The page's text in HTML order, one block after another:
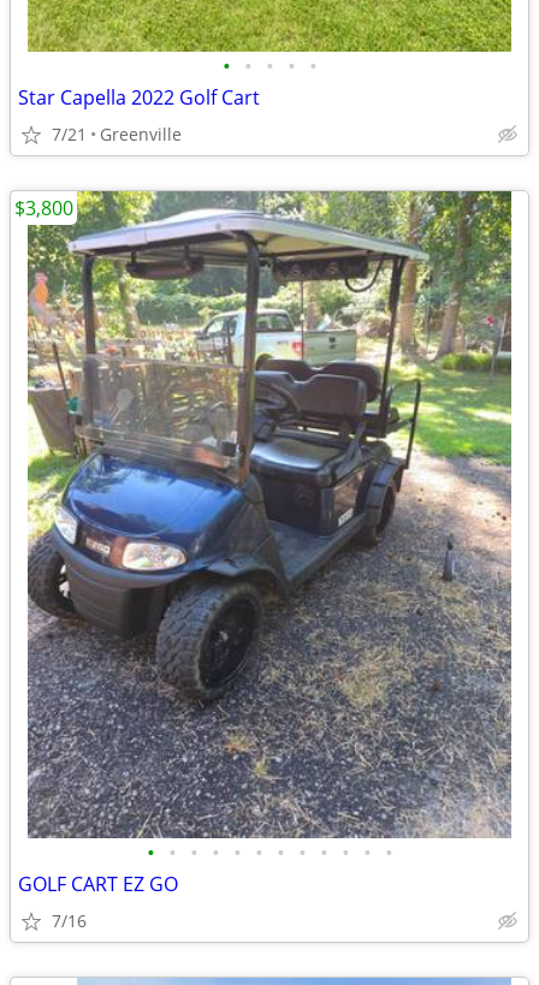
• • • • •
Star Capella 2022 Golf Cart
7/21 Greenville
• • • • • • • • • • • •
GOLF CART EZ GO
7/16
$3,800